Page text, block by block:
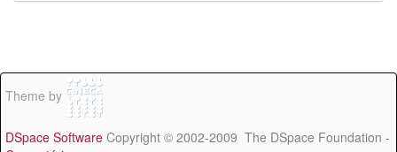
Theme by
DSpace Software Copyright © 2002-2009 The DSpace Foundation -